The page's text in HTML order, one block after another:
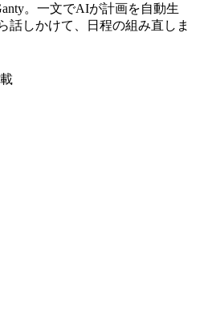
。一文でAIが計画を自動生
話しかけて、日程の組み直しま